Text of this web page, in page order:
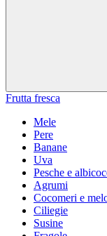
Frutta fresca
Mele
Pere
Banane
Uva
Pesche e
Agrumi
Cocomeri e
Ciliegie
Susine